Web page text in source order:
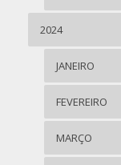
2024
JANEIRO
FEVEREIRO
MARÇO